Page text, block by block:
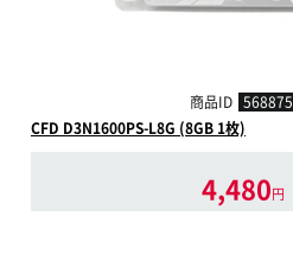
商品ID 568875
CFD D3N1600PS-L8G (8GB 1枚)
4,480円